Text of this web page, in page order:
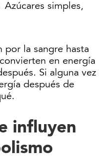
Azúcares simples,
por la sangre hasta
en energía
Si alguna vez
después de
influyen